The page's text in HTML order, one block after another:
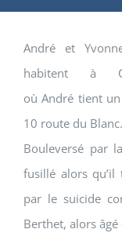
André et
habitent à
oùAndré tient
10 route du Blanc.
Bouleversé par
fusillé alors qu’il
par le suicide
Berthet, alors